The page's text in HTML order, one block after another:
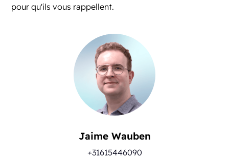
pour qu'ils vous rappellent.
Jaime Wauben
+31615446090